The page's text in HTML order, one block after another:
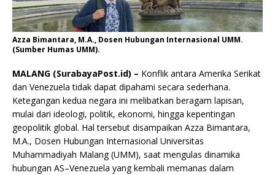
Azza Bimantara, M.A., Dosen Hubungan Internasional UMM.
(Sumber Humas UMM).
MALANG (SurabayaPost.id) – Konflik antara Amerika Serikat
dan Venezuela tidak dapat dipahami secara sederhana.
Ketegangan kedua negara ini melibatkan beragam lapisan,
mulai dari ideologi, politik, ekonomi, hingga kepentingan
geopolitik global. Hal tersebut disampaikan Azza Bimantara,
M.A., Dosen Hubungan Internasional Universitas
Muhammadiyah Malang (UMM), saat mengulas dinamika
hubungan AS–Venezuela yang kembali memanas dalam